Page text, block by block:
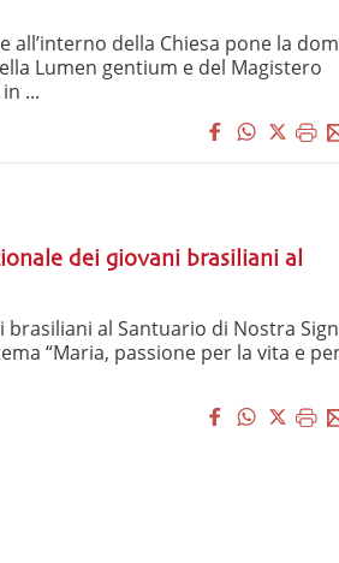
all’interno della Chiesa pone la
Lumen gentium e del Magistero
...
dei giovani brasiliani al
al Santuario di Nostra
“Maria, passione per la vita e